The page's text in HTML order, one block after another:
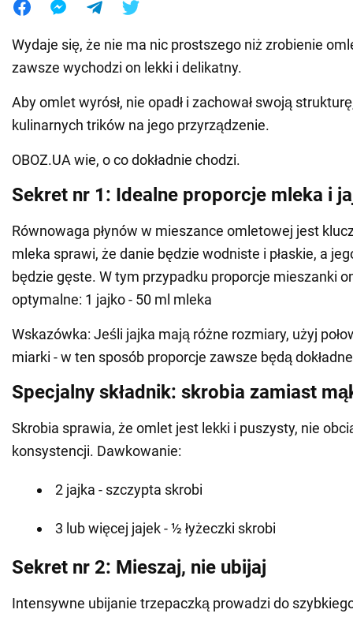
Wydaje się, że nie ma nic prostszego niż zrobienie
zawsze wychodzi on lekki i delikatny.
Aby omlet wyrósł, nie opadł i zachował swoją
kulinarnych trików na jego przyrządzenie.
OBOZ.UA wie, o co dokładnie chodzi.
Sekret nr 1: Idealne proporcje mleka i
Równowaga płynów w mieszance omletowej jest
mleka sprawi, że danie będzie wodniste i płaskie, a
będzie gęste. W tym przypadku proporcje mieszanki
optymalne: 1 jajko - 50 ml mleka
Wskazówka: Jeśli jajka mają różne rozmiary, użyj
miarki - w ten sposób proporcje zawsze będą
Specjalny składnik: skrobia zamiast
Skrobia sprawia, że omlet jest lekki i puszysty, nie
konsystencji. Dawkowanie:
2 jajka - szczypta skrobi
3 lub więcej jajek - ½ łyżeczki skrobi
Sekret nr 2: Mieszaj, nie ubijaj
Intensywne ubijanie trzepaczką prowadzi do